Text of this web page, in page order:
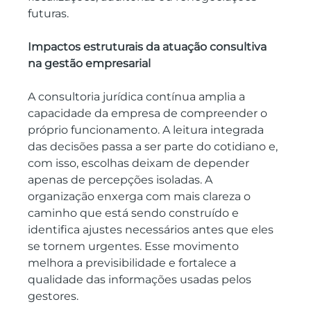
futuras.
Impactos estruturais da atuação consultiva
na gestão empresarial
A consultoria jurídica contínua amplia a
capacidade da empresa de compreender o
próprio funcionamento. A leitura integrada
das decisões passa a ser parte do cotidiano e,
com isso, escolhas deixam de depender
apenas de percepções isoladas. A
organização enxerga com mais clareza o
caminho que está sendo construído e
identifica ajustes necessários antes que eles
se tornem urgentes. Esse movimento
melhora a previsibilidade e fortalece a
qualidade das informações usadas pelos
gestores.